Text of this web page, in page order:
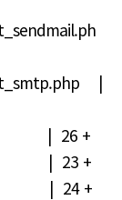
|
| 26 +
| 23 +
| 24 +